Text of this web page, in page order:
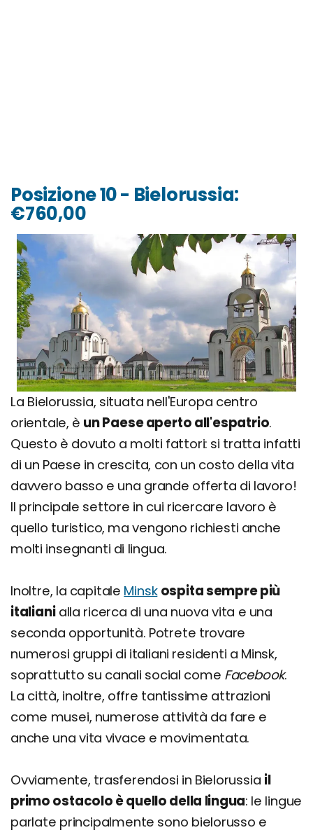
Posizione 10 - Bielorussia:
€760,00
La Bielorussia, situata nell'Europa centro
orientale, è un Paese aperto all'espatrio.
Questo è dovuto a molti fattori: si tratta infatti
di un Paese in crescita, con un costo della vita
davvero basso e una grande offerta di lavoro!
Il principale settore in cui ricercare lavoro è
quello turistico, ma vengono richiesti anche
molti insegnanti di lingua.
Inoltre, la capitale Minsk ospita sempre più
italianialla ricerca di una nuova vita e una
seconda opportunità. Potrete trovare
numerosi gruppi di italiani residenti a Minsk,
soprattutto su canali social come Facebook.
La città, inoltre, offre tantissime attrazioni
come musei, numerose attività da fare e
anche una vita vivace e movimentata.
Ovviamente, trasferendosi in Bielorussia il
primo ostacolo è quello della lingua: le lingue
parlate principalmente sono bielorusso e